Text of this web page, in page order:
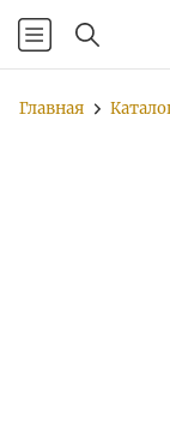
Главная